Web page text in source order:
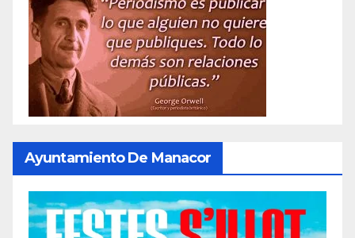
Ayuntamiento De Manacor